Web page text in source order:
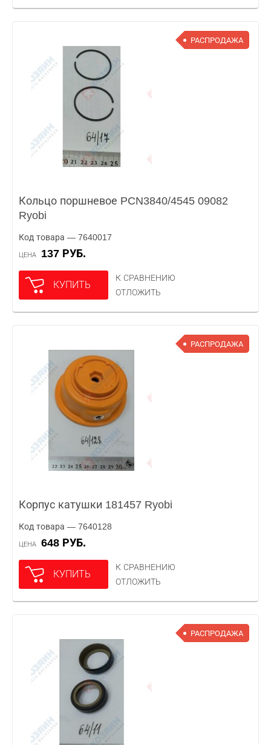
РАСПРОДАЖА
Кольцо поршневое PCN3840/4545 09082
Ryobi
Код товара — 7640017
ЦЕНА 137 РУБ.
КУПИТЬ
К СРАВНЕНИЮ
ОТЛОЖИТЬ
РАСПРОДАЖА
Корпус катушки 181457 Ryobi
Код товара — 7640128
ЦЕНА 648 РУБ.
КУПИТЬ
К СРАВНЕНИЮ
ОТЛОЖИТЬ
РАСПРОДАЖА